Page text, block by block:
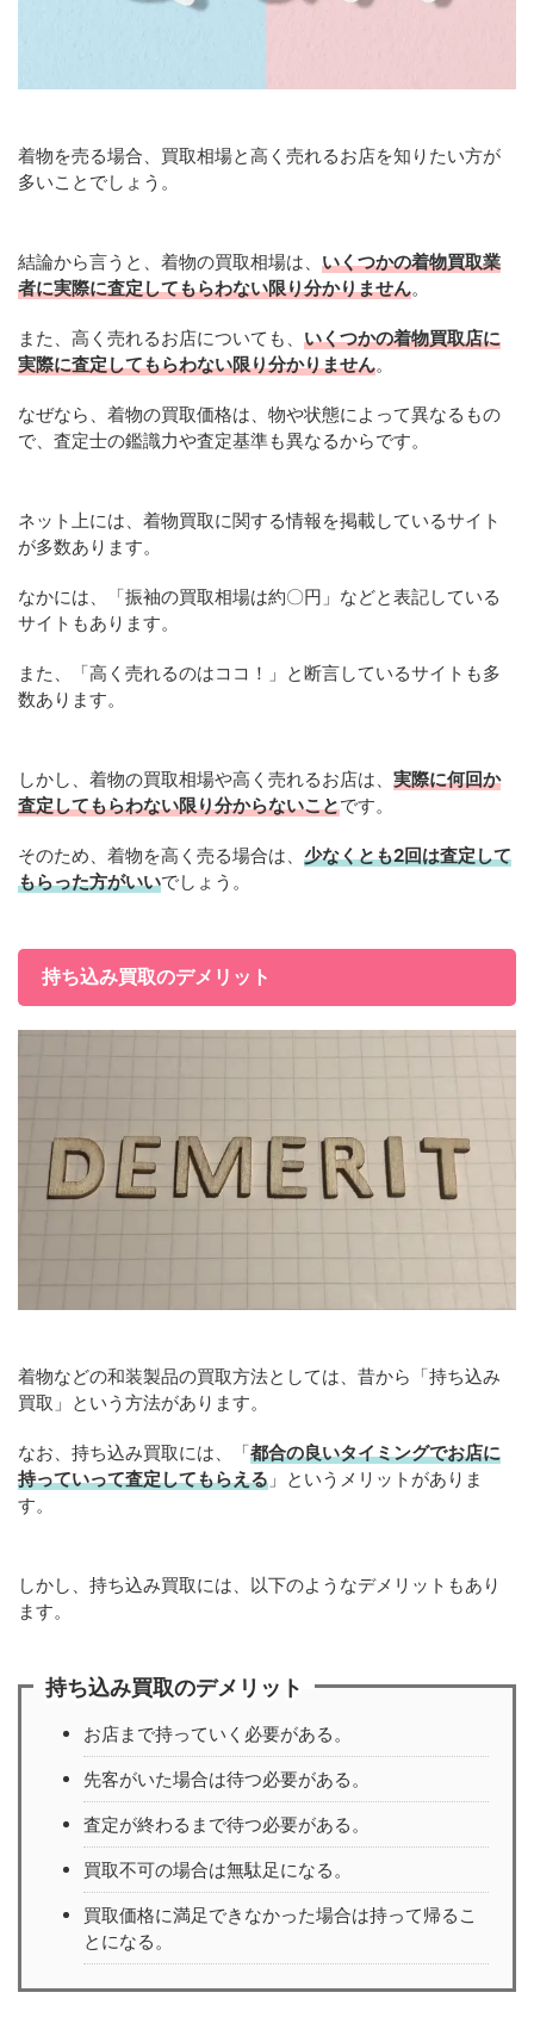
着物を売る場合、買取相場と高く売れるお店を知りたい方が
多いことでしょう。
結論から言うと、着物の買取相場は、 いくつかの着物買取業
者に実際に査定してもらわない限り分かりません。
また、高く売れるお店についても、 いくつかの着物買取店に
実際に査定してもらわない限り分かりません。
なぜなら、着物の買取価格は、物や状態によって異なるもの
で、査定士の鑑識力や査定基準も異なるからです。
ネット上には、着物買取に関する情報を掲載しているサイト
が多数あります。
なかには、「振袖の買取相場は約〇円」などと表記している
サイトもあります。
また、「高く売れるのはココ！」と断言しているサイトも多
数あります。
しかし、着物の買取相場や高く売れるお店は、 実際に何回か
査定してもらわない限り分からないことです。
そのため、着物を高く売る場合は、 少なくとも2回は査定して
もらった方がいいでしょう。
持ち込み買取のデメリット
着物などの和装製品の買取方法としては、昔から「持ち込み
買取」という方法があります。
なお、持ち込み買取には、「都合の良いタイミングでお店に
持っていって査定してもらえる 」というメリットがありま
す。
しかし、持ち込み買取には、以下のようなデメリットもあり
ます。
持ち込み買取のデメリット
お店まで持っていく必要がある。
先客がいた場合は待つ必要がある。
査定が終わるまで待つ必要がある。
買取不可の場合は無駄足になる。
買取価格に満足できなかった場合は持って帰るこ
とになる。